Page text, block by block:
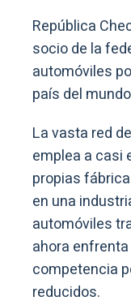
República
socio de la
automóviles
país del
La vasta red
emplea a casi
propias
en una
automóviles
ahora
competencia
reducidos.